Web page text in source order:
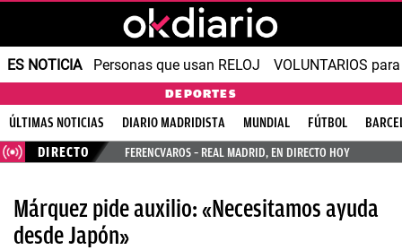
ES NOTICIA Personas que usan RELOJ VOLUNTARIOS
DEPORTES
ÚLTIMAS NOTICIAS DIARIO MADRIDISTA MUNDIAL FÚTBOL
DIRECTO
FERENCVAROS – REAL MADRID, EN DIRECTO HOY
Márquez pide auxilio: «Necesitamos ayuda
desde Japón»